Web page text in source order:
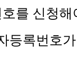
를 신청해
등록번호